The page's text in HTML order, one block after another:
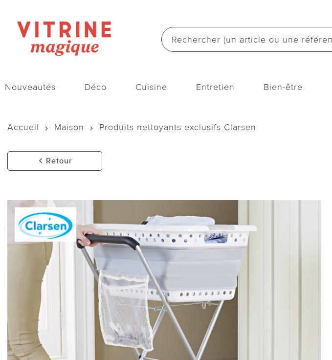
Nouveautés Déco Cuisine Entretien Bien-être
Accueil Maison Produits nettoyants exclusifs Clarsen
Retour